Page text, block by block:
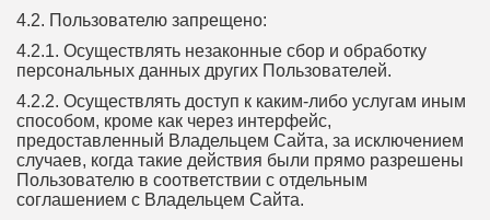
4.2. Пользователю запрещено:
4.2.1. Осуществлять незаконные сбор и обработку
персональных данных других Пользователей.
4.2.2. Осуществлять доступ к каким-либо услугам иным
способом, кроме как через интерфейс,
предоставленный Владельцем Сайта, за исключением
случаев, когда такие действия были прямо разрешены
Пользователю в соответствии с отдельным
соглашением с Владельцем Сайта.